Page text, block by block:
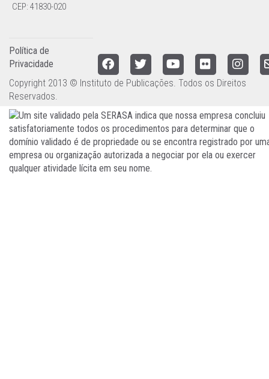
CEP: 41830-020
Política de
Privacidade
Copyright 2013 © Instituto de Publicações. Todos os Direitos
Reservados.